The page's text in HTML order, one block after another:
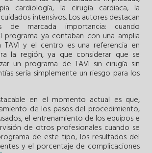
cardiología, la cirugía cardiaca, la
intensivos. Los autores destacan
de marcada importancia: cuando
programa ya contaban con una amplia
TAVI y el centro es una referencia en
la región, ya que considerar que se
un programa de TAVI sin cirugía sin
sería simplemente un riesgo para los
en el momento actual es que,
de los pasos del procedimiento,
el entrenamiento de los equipos e
de otros profesionales cuando se
de este tipo, los resultados del
y el porcentaje de complicaciones